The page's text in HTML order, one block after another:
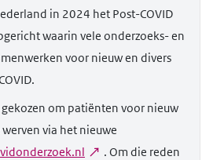
in 2024 het Post-COVID
waarin vele onderzoeks- en
voor nieuw en divers
om patiënten voor nieuw
via het nieuwe
. Om die reden